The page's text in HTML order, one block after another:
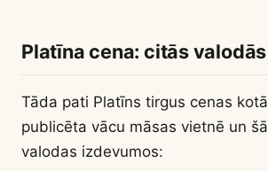
Platīna cena: citās valodās
Tāda pati Platīns tirgus cenas
publicēta vācu māsas vietnē un
valodas izdevumos: